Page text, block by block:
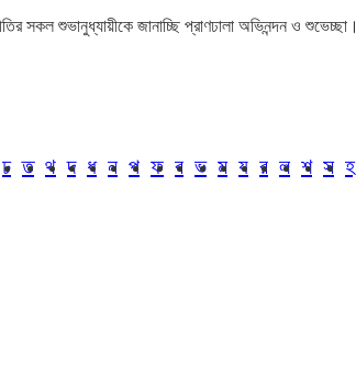
সকল শুভানুধ্যায়ীকে জানাচ্ছি প্রাণঢালা অভিনন্দন ও শুভেচ্ছা।
ঢ ত থ দ ধ ন প ফ ব ভ ম য র ল শ স হ